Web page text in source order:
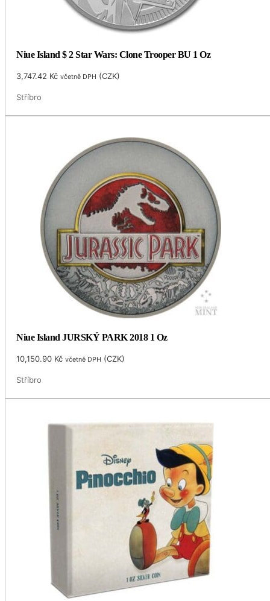
Niue Island $ 2 Star Wars: Clone Trooper BU 1 Oz
3,747.42 Kč včetně DPH (CZK)
Stříbro
Niue Island JURSKÝ PARK 2018 1 Oz
10,150.90 Kč včetně DPH (CZK)
Stříbro